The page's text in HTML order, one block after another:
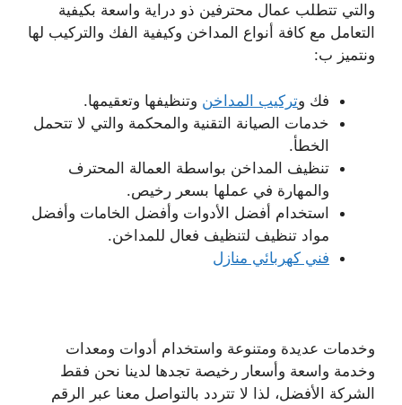
والتي تتطلب عمال محترفين ذو دراية واسعة بكيفية
التعامل مع كافة أنواع المداخن وكيفية الفك والتركيب لها
ونتميز ب:
فك وتركيب المداخن وتنظيفها وتعقيمها.
خدمات الصيانة التقنية والمحكمة والتي لا تتحمل
الخطأ.
تنظيف المداخن بواسطة العمالة المحترف
والمهارة في عملها بسعر رخيص.
استخدام أفضل الأدوات وأفضل الخامات وأفضل
مواد تنظيف لتنظيف فعال للمداخن.
فني كهربائي منازل
وخدمات عديدة ومتنوعة واستخدام أدوات ومعدات
وخدمة واسعة وأسعار رخيصة تجدها لدينا نحن فقط
الشركة الأفضل، لذا لا تتردد بالتواصل معنا عبر الرقم